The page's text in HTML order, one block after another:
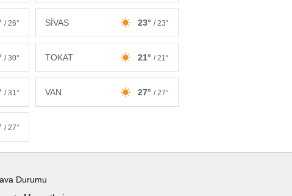
/ 26° SİVAS 23° / 23°
/ 30° TOKAT 21° / 21°
/ 31° VAN 27° / 27°
/ 27°
Durumu